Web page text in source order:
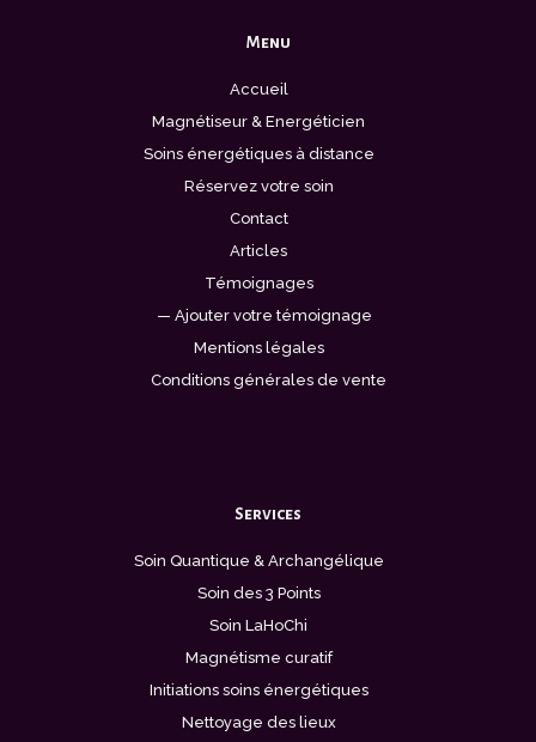
Menu
Accueil
Magnétiseur & Energéticien
Soins énergétiques à distance
Réservez votre soin
Contact
Articles
Témoignages
— Ajouter votre témoignage
Mentions légales
Conditions générales de vente
Services
Soin Quantique & Archangélique
Soin des 3 Points
Soin LaHoChi
Magnétisme curatif
Initiations soins énergétiques
Nettoyage des lieux